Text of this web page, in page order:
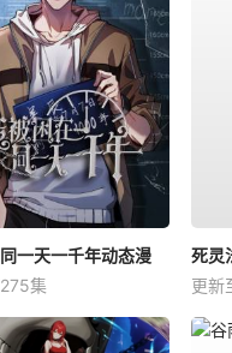
一天一千年动态漫
集
死灵
更新